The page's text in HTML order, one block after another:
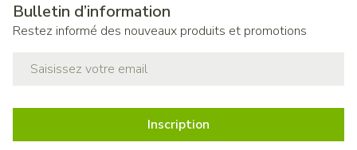
Bulletin d’information
Restez informé des nouveaux produits et promotions
Inscription